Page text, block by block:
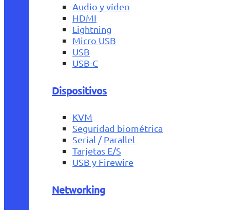
Audio y vídeo
HDMI
Lightning
Micro USB
USB
USB-C
Dispositivos
KVM
Seguridad biométrica
Serial / Parallel
Tarjetas E/S
USB y Firewire
Networking